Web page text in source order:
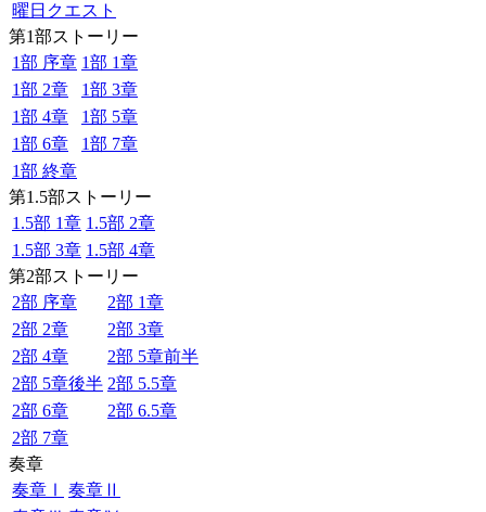
曜日クエスト
第1部ストーリー
1部 序章 1部 1章
1部 2章
1部 3章
1部 4章
1部 5章
1部 6章
1部 7章
1部 終章
第1.5部ストーリー
1.5部 1章 1.5部 2章
1.5部 3章 1.5部 4章
第2部ストーリー
2部 序章
2部 1章
2部 2章
2部 3章
2部 4章
2部 5章前半
2部 5章後半 2部 5.5章
2部 6章
2部 6.5章
2部 7章
奏章
奏章Ⅰ
奏章Ⅱ